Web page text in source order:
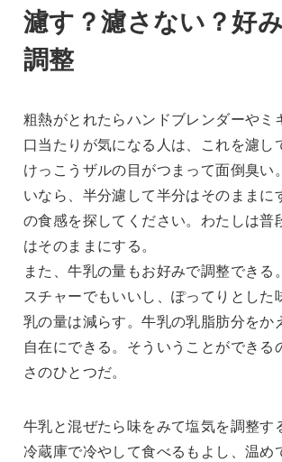
濾す？濾さない？好
調整
粗熱がとれたらハンドブレンダーやミ
口当たりが気になる人は、これを濾し
けっこうザルの目がつまって面倒臭い
いなら、半分濾して半分はそのままに
の食感を探してください。わたしは普
はそのままにする。
また、牛乳の量もお好みで調整でき
スチャーでもいいし、ぽってりとした
乳の量は減らす。牛乳の乳脂肪分をか
自在にできる。そういうことができ
さのひとつだ。
牛乳と混ぜたら味をみて塩気を調整す
冷蔵庫で冷やして食べるもよし、温め